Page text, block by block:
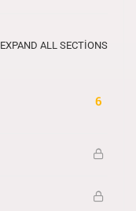
EXPAND ALL SECTIONS
6